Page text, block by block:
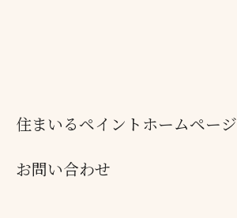
住まいるペイントホームページ
お問い合わせ